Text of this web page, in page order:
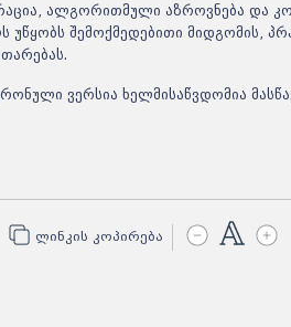
ალგორითმული აზროვნება და
უწყობს შემოქმედებითი მიდგომის,
ვერსია ხელმისაწვდომია
ლინკის კოპირება